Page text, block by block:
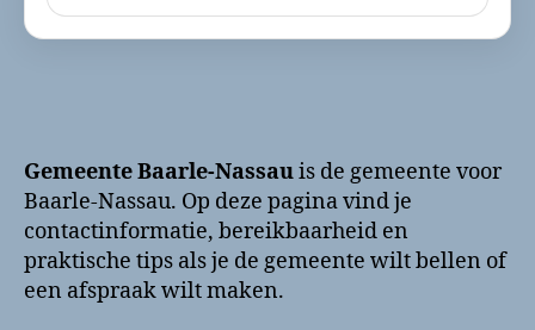
Gemeente Baarle-Nassauis de gemeente voor
Baarle-Nassau. Op deze pagina vind je
contactinformatie, bereikbaarheid en
praktische tips als je de gemeente wilt bellen of
een afspraak wilt maken.